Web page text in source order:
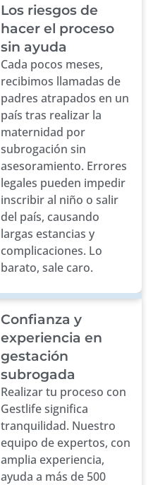
Los riesgos de
hacer el proceso
sin ayuda
Cada pocos meses,
recibimos llamadas de
padres atrapados en un
país tras realizar la
maternidad por
subrogación sin
asesoramiento. Errores
legales pueden impedir
inscribir al niño o salir
del país, causando
largas estancias y
complicaciones. Lo
barato, sale caro.
Confianza y
experiencia en
gestación
subrogada
Realizar tu proceso con
Gestlife significa
tranquilidad. Nuestro
equipo de expertos, con
amplia experiencia,
ayuda a más de 500